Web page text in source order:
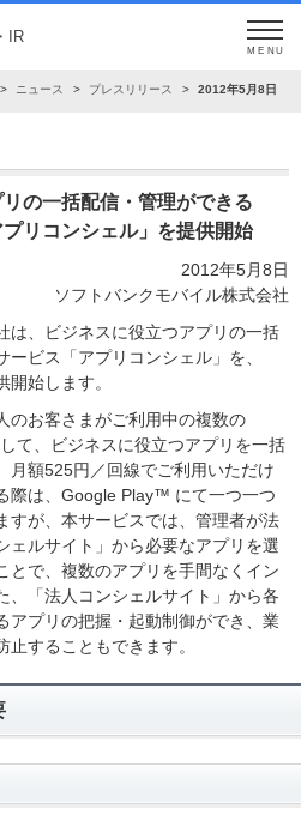
IR
MENU
ニュース プレスリリース 2012年5月8日
の一括配信・管理ができる
リコンシェル」を提供開始
2012年5月8日
ソフトバンクモバイル株式会社
は、ビジネスに役立つアプリの一括
ビス「アプリコンシェル」を、
始します。
のお客さまがご利用中の複数の
て、ビジネスに役立つアプリを一括
月額525円／回線でご利用いただけ
際は、Google Play™ にて一つ一つ
すが、本サービスでは、管理者が法
ェルサイト」から必要なアプリを選
とで、複数のアプリを手間なくイン
、「法人コンシェルサイト」から各
アプリの把握・起動制御ができ、業
することもできます。